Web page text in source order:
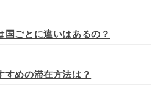
国ごとに違いはあるの？
すめの滞在方法は？